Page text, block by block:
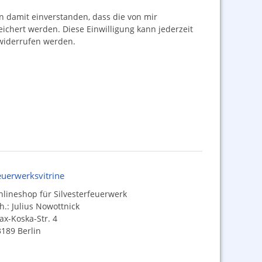
einverstanden, dass die von mir
werden. Diese Einwilligung kann jederzeit
werden.
für Silvesterfeuerwerk
Julius Nowottnick
Koska-Str. 4
Berlin